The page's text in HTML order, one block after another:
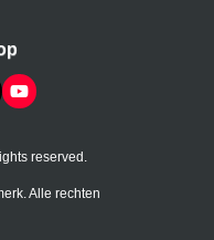
Y
o
u
e
reserved.
Alle rechten